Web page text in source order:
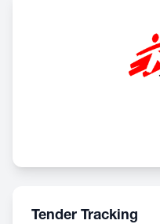
Tender Tracking